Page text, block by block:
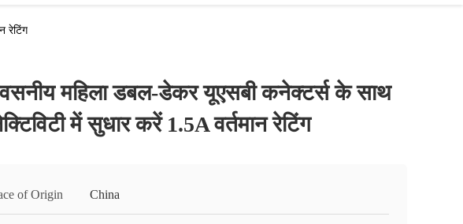
रेटिंग
महिला डबल-डेकर यूएसबी कनेक्टर्स के साथ
में सुधार करें 1.5A वर्तमान रेटिंग
of Origin China